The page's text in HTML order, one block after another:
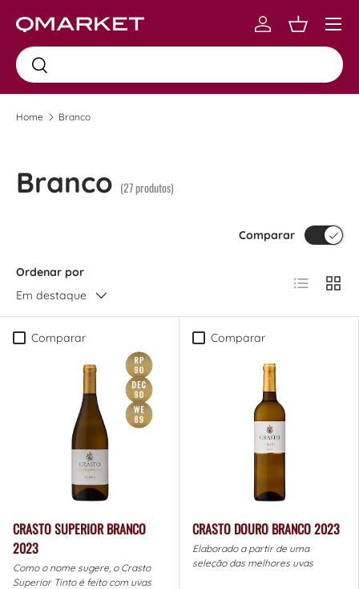
Skip to content
Busca
Busca
Log inCarrinho
Menu
Home Branco
Branco (27 produtos)
Ordenar por
Em destaque
Comparar
Lista Grade
Comparar
CRASTO SUPERIOR BRANCO
2023
Como o nome sugere, o Crasto
Superior Tinto é feito com uvas
Comparar
CRASTO DOURO BRANCO 2023
Elaborado a partir de uma
seleção das melhores uvas